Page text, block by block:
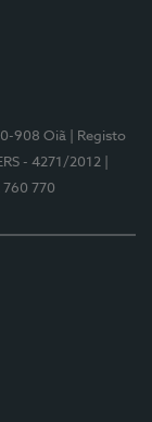
908 Oiã
| Registo
- 4271/2012
760 770